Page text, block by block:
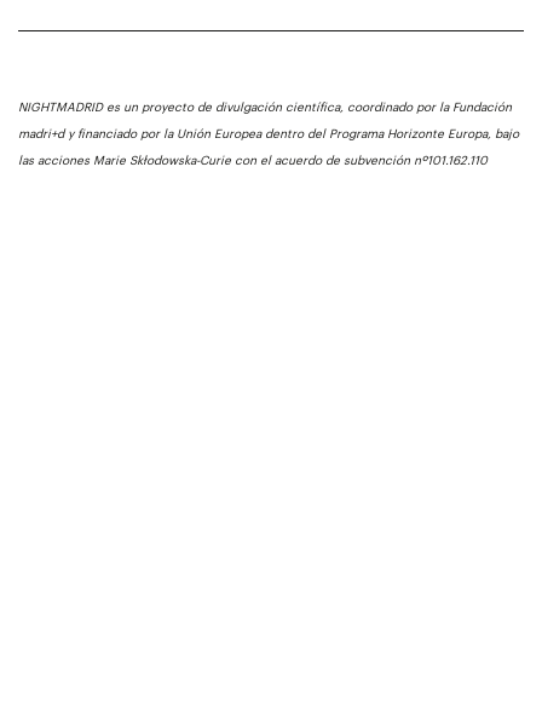
NIGHTMADRID es un proyecto de divulgación científica, coordinado por la Fundación
madri+d y financiado por la Unión Europea dentro del Programa Horizonte Europa, bajo
las acciones Marie Skłodowska-Curie con el acuerdo de subvención nº101.162.110